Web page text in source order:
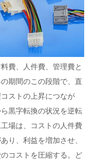
費、人件費、管理費と
期間のこの段階で、直
ストの上昇につなが
黒字転換の状況を逆転
場は、コストの人件費
り、利益を増加させ、
コストを圧縮する。ど